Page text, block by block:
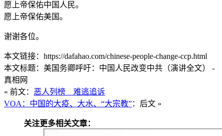
愿上帝保佑中国人民。
愿上帝保佑美国。
谢谢各位。
本文链接：https://dafahao.com/chinese-people-change-ccp.html
本文标题：美国务卿呼吁：中国人民改变中共（演讲全文） -
真相网
« 前文： 恶人列榜 难逃追诉
VOA：中国的大疫、大水、“大宗教”：后文 »
关注更多相关文章：